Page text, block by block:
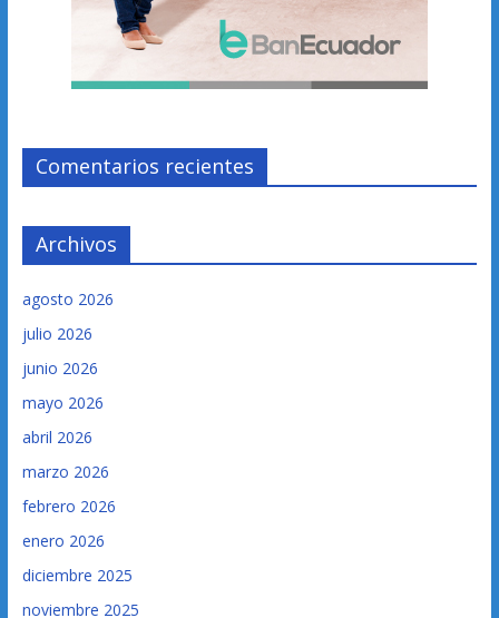
Comentarios recientes
Archivos
agosto 2026
julio 2026
junio 2026
mayo 2026
abril 2026
marzo 2026
febrero 2026
enero 2026
diciembre 2025
noviembre 2025